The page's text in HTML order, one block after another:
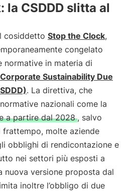
la CSDDD slitta al
cosiddetto Stop the Clock,
congelato
normative in materia di
Corporate Sustainability Due
. La direttiva, che
nazionali come la
a partire dal 2028 , salvo
molte aziende
obblighi di rendicontazione e
nei settori più esposti a
nuova versione proposta dal
inoltre l’obbligo di due